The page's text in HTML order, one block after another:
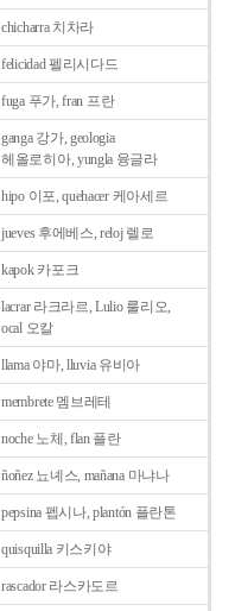
chicharra 치차라
felicidad 펠리시다드
fuga 푸가, fran 프란
ganga 강가, geologia
헤올로히아, yungla 융글라
hipo 이포, quehacer 케아세르
jueves 후에베스, reloj 렐로
kapok 카포크
lacrar 라크라르, Lulio 룰리오,
ocal 오칼
llama 야마, lluvia 유비아
membrete 멤브레테
noche 노체, flan 플란
ñoñez 뇨녜스, mañana 마냐나
pepsina 펩시나, plantón 플란톤
quisquilla 키스키야
rascador 라스카도르